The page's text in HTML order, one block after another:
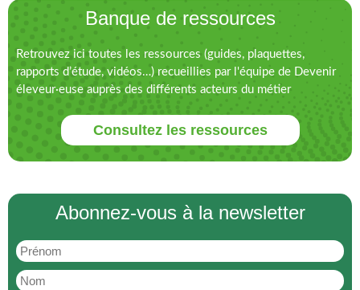
Banque de ressources
Retrouvez ici toutes les ressources (guides, plaquettes,
rapports d’étude, vidéos…) recueillies par l'équipe de Devenir
éleveur·euse auprès des différents acteurs du métier
Consultez les ressources
Abonnez-vous à la newsletter